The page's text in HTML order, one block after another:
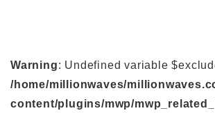
Warning: Undefined variable
/home/millionwaves/
content/plugins/mwp/